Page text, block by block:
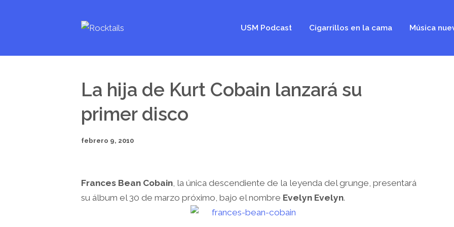
USM Podcast Cigarrillos en la cama Música
La hija de Kurt Cobain lanzará su
primer disco
febrero 9, 2010
Frances Bean Cobain, la única descendiente de la leyenda del grunge, presentará
su álbum el 30 de marzo próximo, bajo el nombre Evelyn Evelyn.